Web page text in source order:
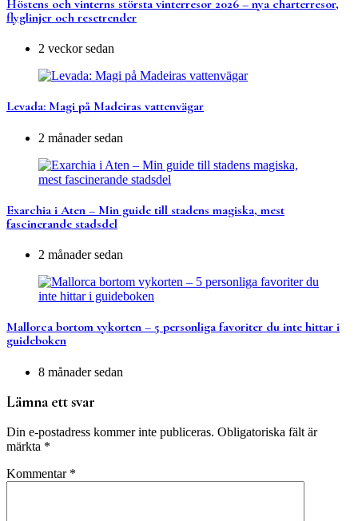
Höstens och vinterns största vinterresor 2026 – nya charterresor,
flyglinjer och resetrender
2 veckor sedan
Levada: Magi på Madeiras vattenvägar
2 månader sedan
Exarchia i Aten – Min guide till stadens magiska, mest
fascinerande stadsdel
2 månader sedan
Mallorca bortom vykorten – 5 personliga favoriter du inte hittar i
guideboken
8 månader sedan
Lämna ett svar
Din e-postadress kommer inte publiceras. Obligatoriska fält är
märkta *
Kommentar *